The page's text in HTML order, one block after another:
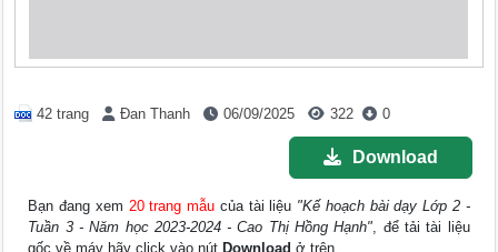
42 trang Đan Thanh 06/09/2025 322 0
Download
Bạn đang xem 20 trang mẫu của tài liệu "Kế hoạch bài dạy Lớp 2 -
Tuần 3 - Năm học 2023-2024 - Cao Thị Hồng Hạnh", để tải tài liệu
gốc về máy hãy click vào nút Download ở trên.